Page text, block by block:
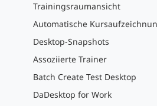
Trainingsraumansicht
Automatische
Desktop-Snapshots
Assoziierte Trainer
Batch Create Test Desktop
DaDesktop for Work